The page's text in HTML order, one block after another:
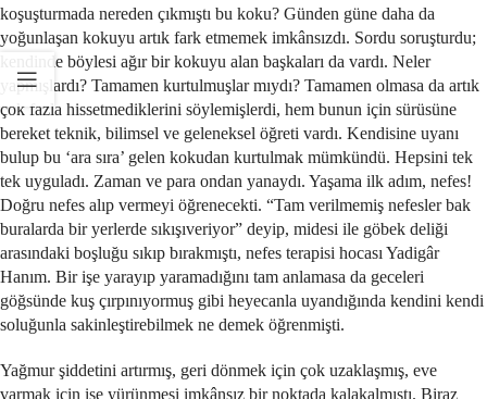
koşuşturmada nereden çıkmıştı bu koku? Günden güne daha da
yoğunlaşan kokuyu artık fark etmemek imkânsızdı. Sordu soruşturdu;
kendinde böylesi ağır bir kokuyu alan başkaları da vardı. Neler
yapmışlardı? Tamamen kurtulmuşlar mıydı? Tamamen olmasa da artık
çok fazla hissetmediklerini söylemişlerdi, hem bunun için sürüsüne
bereket teknik, bilimsel ve geleneksel öğreti vardı. Kendisine uyanı
bulup bu ‘ara sıra’ gelen kokudan kurtulmak mümkündü. Hepsini tek
tek uyguladı. Zaman ve para ondan yanaydı. Yaşama ilk adım, nefes!
Doğru nefes alıp vermeyi öğrenecekti. “Tam verilmemiş nefesler bak
buralarda bir yerlerde sıkışıveriyor” deyip, midesi ile göbek deliği
arasındaki boşluğu sıkıp bırakmıştı, nefes terapisi hocası Yadigâr
Hanım. Bir işe yarayıp yaramadığını tam anlamasa da geceleri
göğsünde kuş çırpınıyormuş gibi heyecanla uyandığında kendini kendi
soluğunla sakinleştirebilmek ne demek öğrenmişti.
Yağmur şiddetini artırmış, geri dönmek için çok uzaklaşmış, eve
varmak için ise yürünmesi imkânsız bir noktada kalakalmıştı. Biraz